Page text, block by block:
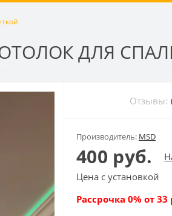
ДЛЯ
Отзывы:
Производитель: MSD
400 руб.
Цена с установкой
Рассрочка 0% от